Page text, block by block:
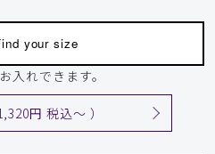
your size
入れできます。
円 税込〜 ）